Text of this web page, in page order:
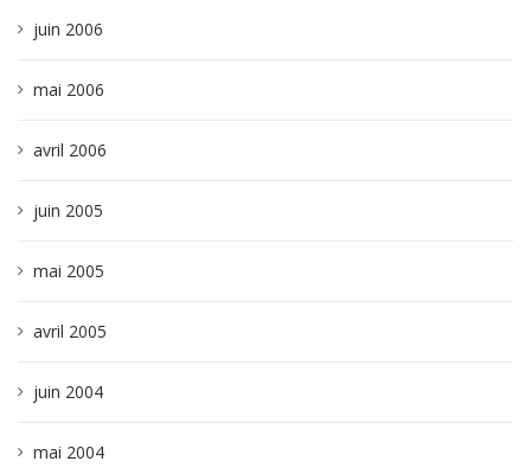
juin 2006
mai 2006
avril 2006
juin 2005
mai 2005
avril 2005
juin 2004
mai 2004